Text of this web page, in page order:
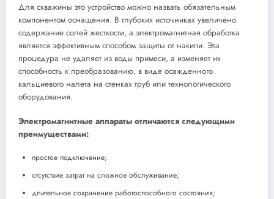
Для скважины это устройство можно назвать обязательным
компонентом оснащения. В глубоких источниках увеличено
содержание солей жесткости, а электромагнитная обработка
является эффективным способом защиты от накипи. Эта
процедура не удаляет из воды примеси, а изменяет их
способность к преобразованию, в виде осажденного
кальциевого налета на стенках труб или технологического
оборудования.
Электромагнитные аппараты отличаются следующими
преимуществами:
простое подключение;
отсутствие затрат на сложное обслуживание;
длительное сохранение работоспособного состояния;